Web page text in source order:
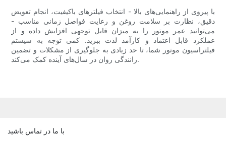
با پیروی از راهنمایی‌های بالا - انتخاب فیلترهای باکیفیت، انجام تعویض
دقیق، نظارت بر سلامت روغن و رعایت فواصل زمانی مناسب -
می‌توانید عمر موتور را به میزان قابل توجهی افزایش داده و از
عملکرد قابل اعتماد و کارآمد لذت ببرید. کمی توجه به سیستم
فیلتراسیون موتور شما، تا حد زیادی به جلوگیری از مشکلات و تضمین
رانندگی روان در سال‌های آینده کمک می‌کند.
با ما در تماس باشید